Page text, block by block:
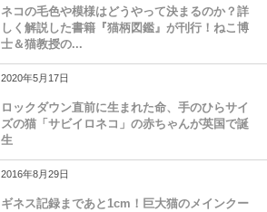
ネコの毛色や模様はどうやって決まるのか？詳
しく解説した書籍『猫柄図鑑』が刊行！ねこ博
士＆猫教授の...
2020年5月17日
ロックダウン直前に生まれた命、手のひらサイ
ズの猫「サビイロネコ」の赤ちゃんが英国で誕
生
2016年8月29日
ギネス記録まであと1cm！巨大猫のメインクー